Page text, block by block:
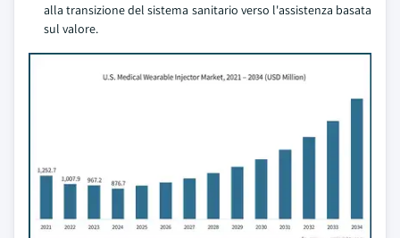
alla transizione del sistema sanitario verso l'assistenza basata
sul valore.